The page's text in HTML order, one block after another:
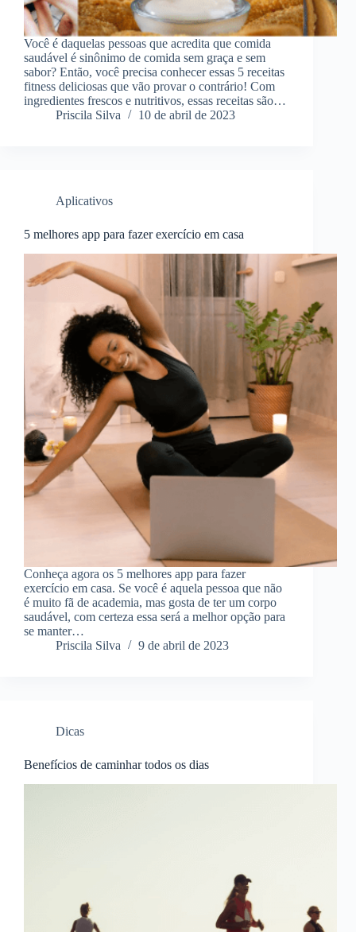
Você é daquelas pessoas que acredita que comida
saudável é sinônimo de comida sem graça e sem
sabor? Então, você precisa conhecer essas 5 receitas
fitness deliciosas que vão provar o contrário! Com
ingredientes frescos e nutritivos, essas receitas são…
Priscila Silva
10 de abril de 2023
Aplicativos
5 melhores app para fazer exercício em casa
Conheça agora os 5 melhores app para fazer
exercício em casa. Se você é aquela pessoa que não
é muito fã de academia, mas gosta de ter um corpo
saudável, com certeza essa será a melhor opção para
se manter…
Priscila Silva
9 de abril de 2023
Dicas
Benefícios de caminhar todos os dias